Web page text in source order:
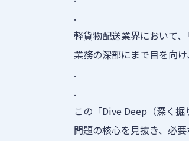
.
軽貨物配送業界において
業務の深部にまで目を向
.
.
この「Dive Deep（深く
問題の核心を見抜き、必